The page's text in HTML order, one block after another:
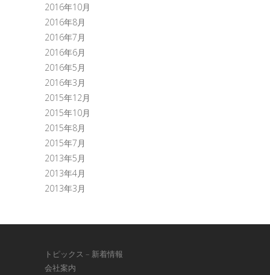
2016年10月
2016年8月
2016年7月
2016年6月
2016年5月
2016年3月
2015年12月
2015年10月
2015年8月
2015年7月
2013年5月
2013年4月
2013年3月
トピックス – 新着情報
会社案内